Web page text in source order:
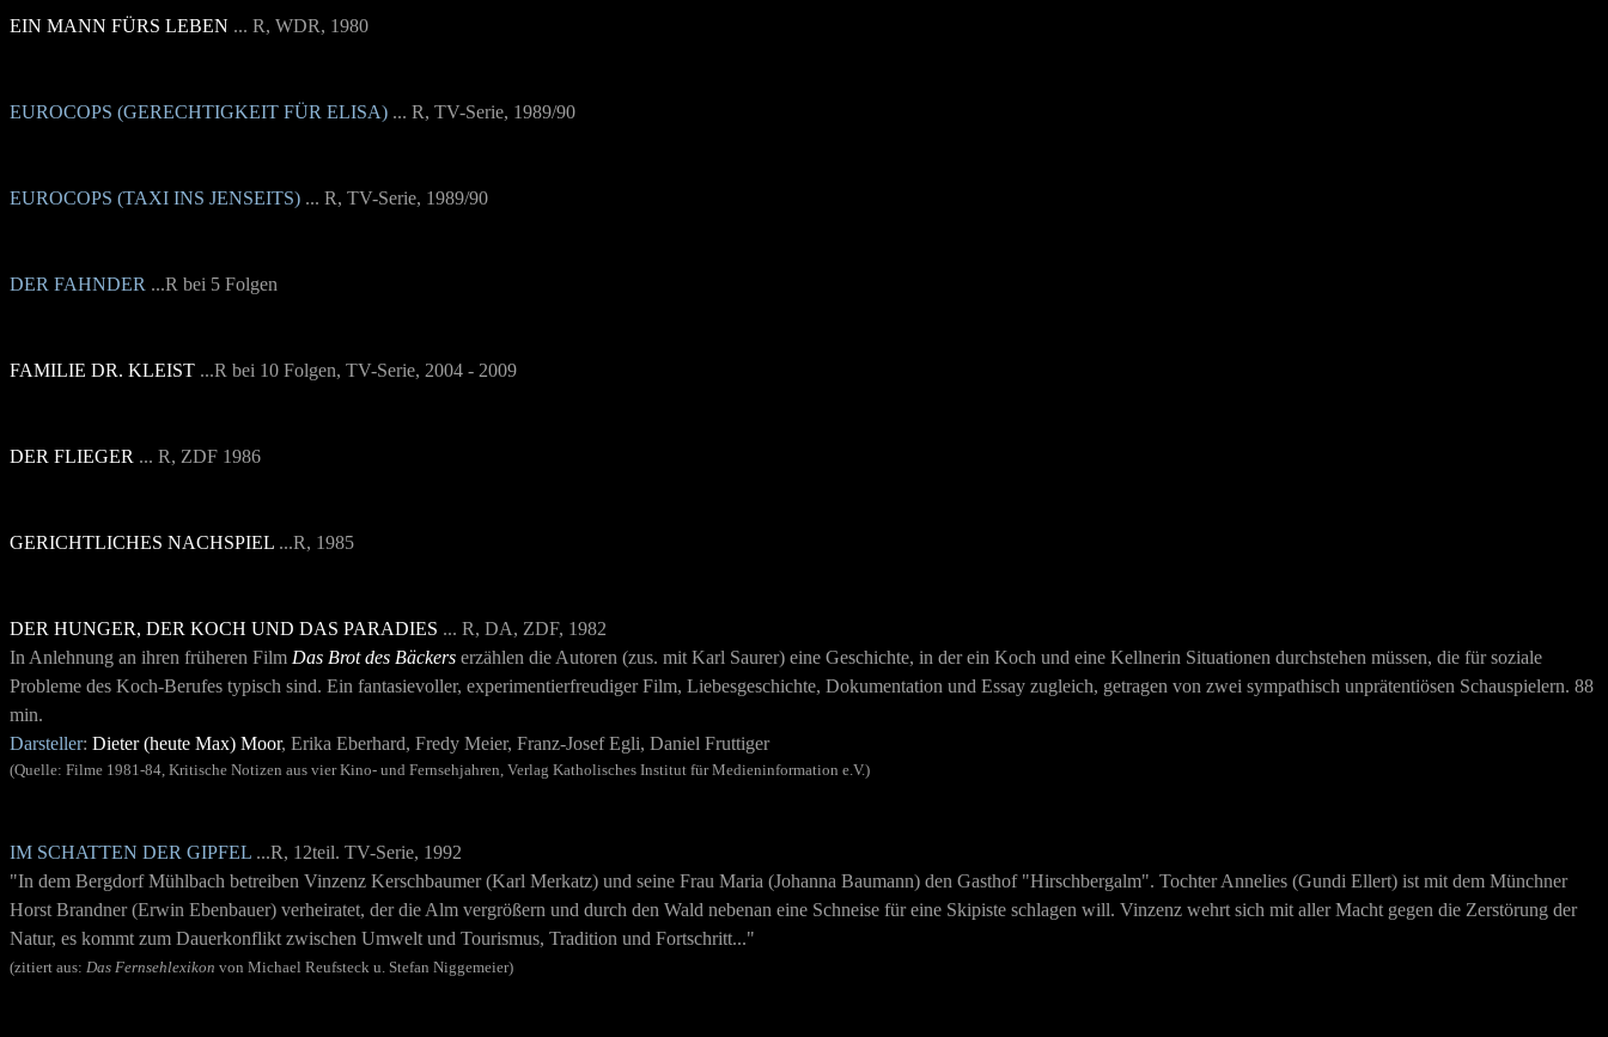
EIN MANN FÜRS LEBEN ... R, WDR, 1980
EUROCOPS (GERECHTIGKEIT FÜR ELISA) ... R, TV-Serie, 1989/90
EUROCOPS (TAXI INS JENSEITS) ... R, TV-Serie, 1989/90
DER FAHNDER ...R bei 5 Folgen
FAMILIE DR. KLEIST ...R bei 10 Folgen, TV-Serie, 2004 - 2009
DER FLIEGER ... R, ZDF 1986
GERICHTLICHES NACHSPIEL ...R, 1985
DER HUNGER, DER KOCH UND DAS PARADIES ... R, DA, ZDF, 1982
In Anlehnung an ihren früheren Film Das Brot des Bäckers erzählen die Autoren (zus. mit Karl Saurer) eine Geschichte, in der ein Koch und eine Kellnerin Situationen durchstehen müssen, die für soziale
Probleme des Koch-Berufes typisch sind. Ein fantasievoller, experimentierfreudiger Film, Liebesgeschichte, Dokumentation und Essay zugleich, getragen von zwei sympathisch unprätentiösen Schauspielern. 88
min.
Darsteller: Dieter (heute Max) Moor, Erika Eberhard, Fredy Meier, Franz-Josef Egli, Daniel Fruttiger
(Quelle: Filme 1981-84, Kritische Notizen aus vier Kino- und Fernsehjahren, Verlag Katholisches Institut für Medieninformation e.V.)
IM SCHATTEN DER GIPFEL ...R, 12teil. TV-Serie, 1992
"In dem Bergdorf Mühlbach betreiben Vinzenz Kerschbaumer (Karl Merkatz) und seine Frau Maria (Johanna Baumann) den Gasthof "Hirschbergalm". Tochter Annelies (Gundi Ellert) ist mit dem Münchner
Horst Brandner (Erwin Ebenbauer) verheiratet, der die Alm vergrößern und durch den Wald nebenan eine Schneise für eine Skipiste schlagen will. Vinzenz wehrt sich mit aller Macht gegen die Zerstörung der
Natur, es kommt zum Dauerkonflikt zwischen Umwelt und Tourismus, Tradition und Fortschritt..."
(zitiert aus: Das Fernsehlexikon von Michael Reufsteck u. Stefan Niggemeier)